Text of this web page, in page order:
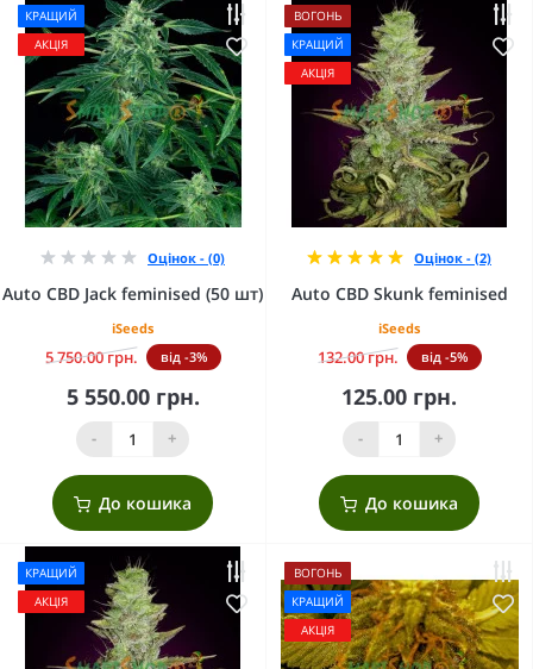
КРАЩИЙ
АКЦІЯ
Оцінок - (0)
Auto CBD Jack feminised (50 шт)
iSeeds
5 750.00 грн. від -3%
5 550.00 грн.
- +
До кошика
ВОГОНЬ
КРАЩИЙ
АКЦІЯ
Оцінок - (2)
Auto CBD Skunk feminised
iSeeds
132.00 грн. від -5%
125.00 грн.
- +
До кошика
КРАЩИЙ
АКЦІЯ
ВОГОНЬ
КРАЩИЙ
АКЦІЯ